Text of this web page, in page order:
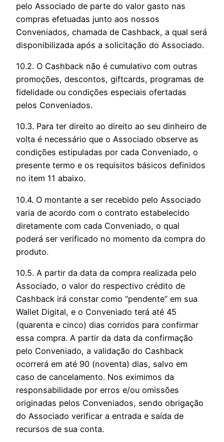
pelo Associado de parte do valor gasto nas
compras efetuadas junto aos nossos
Conveniados, chamada de Cashback, a qual será
disponibilizada após a solicitação do Associado.
10.2. O Cashback não é cumulativo com outras
promoções, descontos, giftcards, programas de
fidelidade ou condições especiais ofertadas
pelos Conveniados.
10.3. Para ter direito ao direito ao seu dinheiro de
volta é necessário que o Associado observe as
condições estipuladas por cada Conveniado, o
presente termo e os requisitos básicos definidos
no item 11 abaixo.
10.4. O montante a ser recebido pelo Associado
varia de acordo com o contrato estabelecido
diretamente com cada Conveniado, o qual
poderá ser verificado no momento da compra do
produto.
10.5. A partir da data da compra realizada pelo
Associado, o valor do respectivo crédito de
Cashback irá constar como “pendente” em sua
Wallet Digital, e o Conveniado terá até 45
(quarenta e cinco) dias corridos para confirmar
essa compra. A partir da data da confirmação
pelo Conveniado, a validação do Cashback
ocorrerá em até 90 (noventa) dias, salvo em
caso de cancelamento. Nos eximimos da
responsabilidade por erros e/ou omissões
originadas pelos Conveniados, sendo obrigação
do Associado verificar a entrada e saída de
recursos de sua conta.